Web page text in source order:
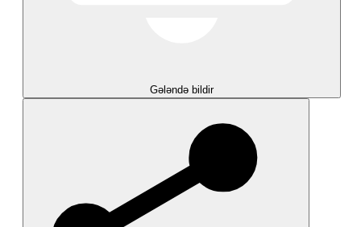
Gələndə bildir